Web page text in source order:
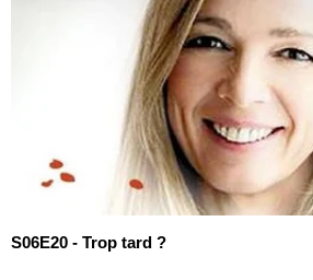
S06E20 - Trop tard ?